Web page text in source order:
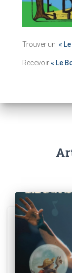
Trouver un «
Recevoir« Le